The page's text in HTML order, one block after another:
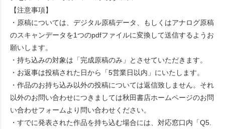
【注意事項】
・原稿については、デジタル原稿データ、もしくはアナログ原稿
のスキャンデータを1つのpdfファイルに変換して送信するようお
願いします。
・持ち込みの対象は「完成原稿のみ」とさせていただきます。
・お返事は投稿された日から「5営業日以内」にいたします。
・作品のお持ち込み以外の投稿については返信致しません。それ
以外のお問い合わせにつきましては秋田書店ホームページのお問
い合わせフォームより問い合わせください。
・すでに発表された作品を持ち込む場合には、対応窓口内「Q5.